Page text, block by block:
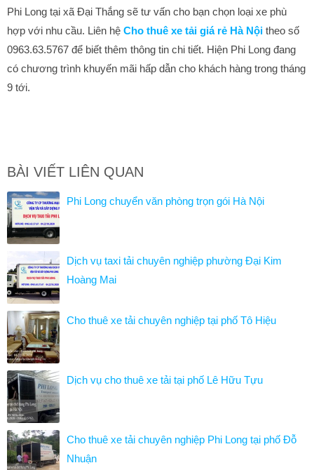
Phi Long tại xã Đại Thắng sẽ tư vấn cho bạn chọn loại xe phù
hợp với nhu cầu. Liên hệ Cho thuê xe tải giá rẻ Hà Nội theo số
0963.63.5767 để biết thêm thông tin chi tiết. Hiện Phi Long đang
có chương trình khuyến mãi hấp dẫn cho khách hàng trong tháng
9 tới.
BÀI VIẾT LIÊN QUAN
Phi Long chuyển văn phòng trọn gói Hà Nội
Dịch vụ taxi tải chuyên nghiệp phường Đại Kim
Hoàng Mai
Cho thuê xe tải chuyên nghiệp tại phố Tô Hiệu
Dịch vụ cho thuê xe tải tại phố Lê Hữu Tựu
Cho thuê xe tải chuyên nghiệp Phi Long tại phố Đỗ
Nhuận